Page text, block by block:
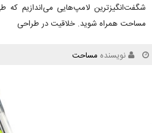
شگفت‌انگیزترین لامپ‌هایی می‌اندازیم
مساحت همراه شوید. خلاقیت در طراحی
نویسنده مساحت